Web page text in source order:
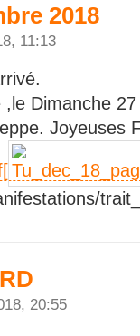
2018
11:13
Dimanche
Joyeuses
20:55